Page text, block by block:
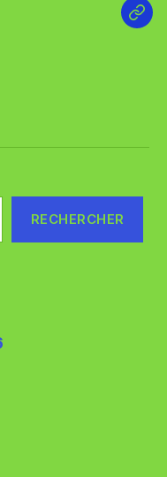
RADIO
3DES
RECHERCHER